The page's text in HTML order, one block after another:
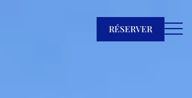
RÉSERVER